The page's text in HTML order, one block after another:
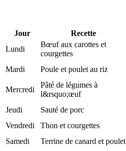
Jour Recette
Lundi
Bœuf aux carottes et
courgettes
Mardi
Poule et poulet au riz
Mercredi
Pâté de légumes à
l&rsquo;œuf
Jeudi Sauté de porc
Vendredi
Thon et courgettes
Samedi
Terrine de canard et poulet